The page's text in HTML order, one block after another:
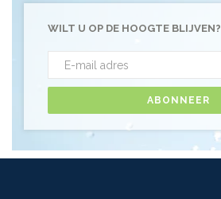
WILT U OP DE HOOGTE BLIJVEN?
ABONNEER